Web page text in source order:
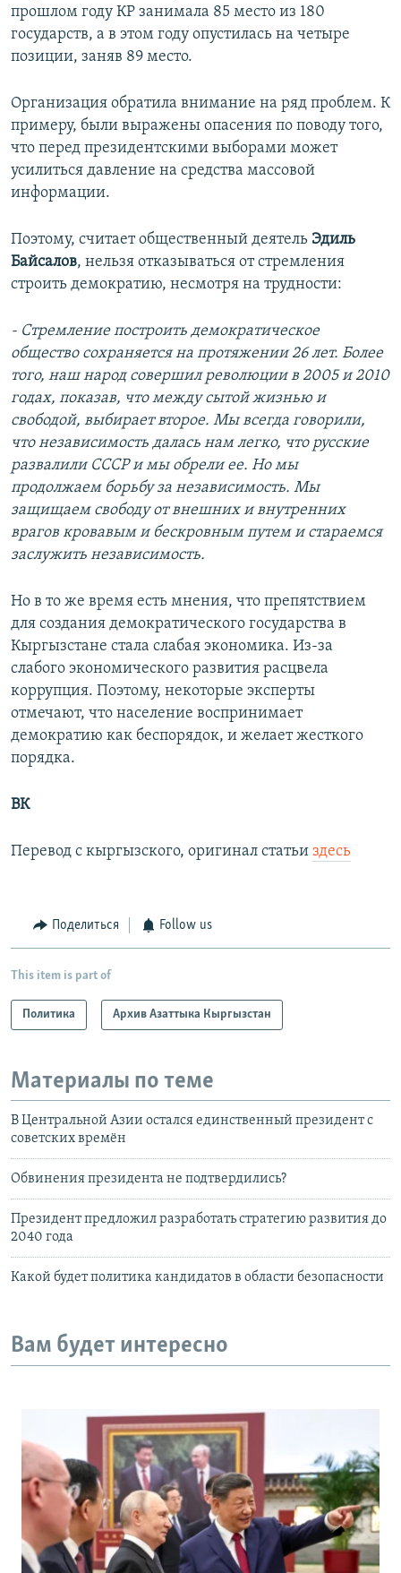
прошлом году КР занимала 85 место из 180
государств, а в этом году опустилась на четыре
позиции, заняв 89 место.
Организация обратила внимание на ряд проблем. К
примеру, были выражены опасения по поводу того,
что перед президентскими выборами может
усилиться давление на средства массовой
информации.
Поэтому, считает общественный деятель Эдиль
Байсалов, нельзя отказываться от стремления
строить демократию, несмотря на трудности:
- Стремление построить демократическое
общество сохраняется на протяжении 26 лет. Более
того, наш народ совершил революции в 2005 и 2010
годах, показав, что между сытой жизнью и
свободой, выбирает второе. Мы всегда говорили,
что независимость далась нам легко, что русские
развалили СССР и мы обрели ее. Но мы
продолжаем борьбу за независимость. Мы
защищаем свободу от внешних и внутренних
врагов кровавым и бескровным путем и стараемся
заслужить независимость.
Но в то же время есть мнения, что препятствием
для создания демократического государства в
Кыргызстане стала слабая экономика. Из-за
слабого экономического развития расцвела
коррупция. Поэтому, некоторые эксперты
отмечают, что население воспринимает
демократию как беспорядок, и желает жесткого
порядка.
ВК
Перевод с кыргызского, оригинал статьи здесь
Поделиться Follow us
This item is part of
Политика Архив Азаттыка Кыргызстан
Материалы по теме
В Центральной Азии остался единственный президент с
советских времён
Обвинения президента не подтвердились?
Президент предложил разработать стратегию развития до
2040 года
Какой будет политика кандидатов в области безопасности
Вам будет интересно